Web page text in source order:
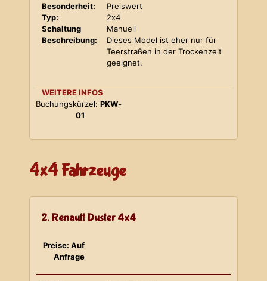
Besonderheit:
Preiswert
Typ:
2x4
Schaltung
Manuell
Beschreibung:
Dieses Model ist eher nur für
Teerstraßen in der Trockenzeit
geeignet.
WEITERE INFOS
Buchungskürzel: PKW-
01
4x4 Fahrzeuge
2. Renault Duster 4x4
Preise: Auf
Anfrage